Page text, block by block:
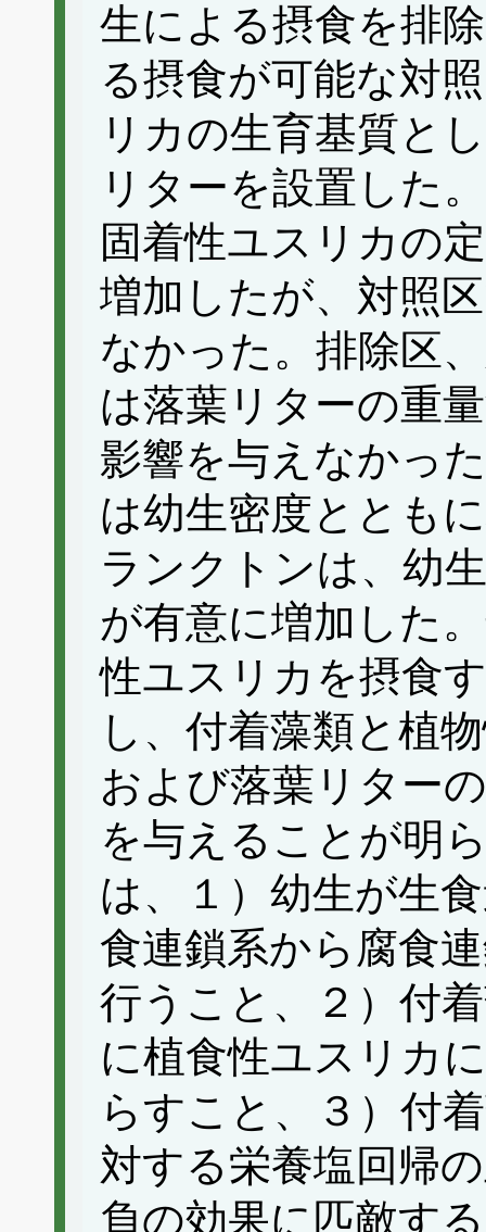
生による摂食を排
る摂食が可能な対
リカの生育基質と
リターを設置した
固着性ユスリカの
増加したが、対照
なかった。排除区
は落葉リターの重
影響を与えなかっ
は幼生密度ととも
ランクトンは、幼
が有意に増加した
性ユスリカを摂食
し、付着藻類と植
および落葉リター
を与えることが明
は、１）幼生が生
食連鎖系から腐食
行うこと、２）付
に植食性ユスリカ
らすこと、３）付
対する栄養塩回帰
負の効果に匹敵す